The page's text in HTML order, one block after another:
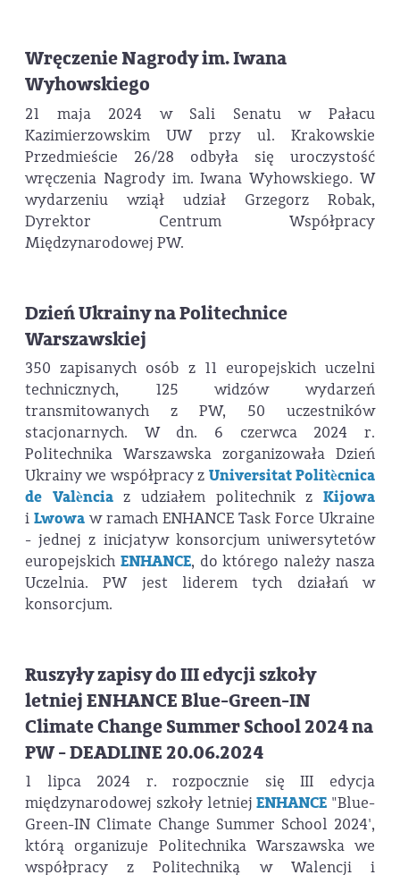
Wręczenie Nagrody im. Iwana
Wyhowskiego
21 maja 2024 w Sali Senatu w Pałacu
Kazimierzowskim UW przy ul. Krakowskie
Przedmieście 26/28 odbyła się uroczystość
wręczenia Nagrody im. Iwana Wyhowskiego. W
wydarzeniu wziął udział Grzegorz Robak,
Dyrektor Centrum Współpracy
Międzynarodowej PW.
Dzień Ukrainy na Politechnice
Warszawskiej
350 zapisanych osób z 11 europejskich uczelni
technicznych, 125 widzów wydarzeń
transmitowanych z PW, 50 uczestników
stacjonarnych. W dn. 6 czerwca 2024 r.
Politechnika Warszawska zorganizowała Dzień
Ukrainy we współpracy z Universitat Politècnica
de Valènciaz udziałem politechnik z Kijowa
i Lwowa w ramach ENHANCE Task Force Ukraine
- jednej z inicjatyw konsorcjum uniwersytetów
europejskich ENHANCE, do którego należy nasza
Uczelnia. PW jest liderem tych działań w
konsorcjum.
Ruszyły zapisy do III edycji szkoły
letniej ENHANCE Blue-Green-IN
Climate Change Summer School 2024 na
PW - DEADLINE 20.06.2024
1 lipca 2024 r. rozpocznie się III edycja
międzynarodowej szkoły letniejENHANCE "Blue-
Green-IN Climate Change Summer School 2024',
którą organizuje Politechnika Warszawska we
współpracy z Politechniką w Walencji i